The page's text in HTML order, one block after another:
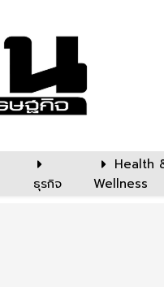
ธุรกิจ
Health
Wellness